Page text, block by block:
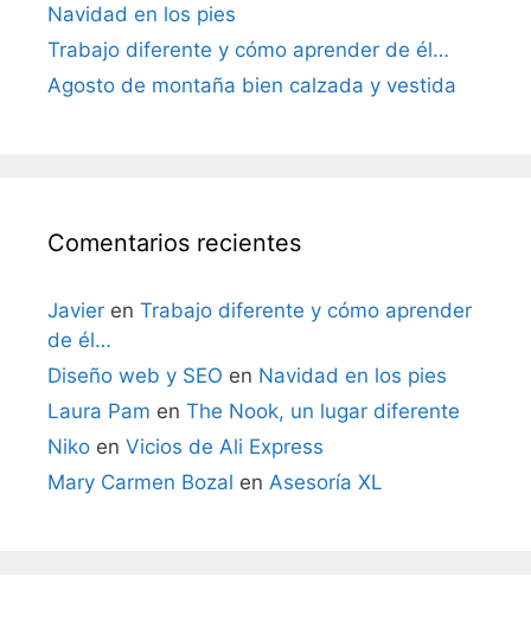
Navidad en los pies
Trabajo diferente y cómo aprender de él…
Agosto de montaña bien calzada y vestida
Comentarios recientes
Javier en Trabajo diferente y cómo aprender
de él…
Diseño web y SEO en Navidad en los pies
Laura Pam en The Nook, un lugar diferente
Niko en Vicios de Ali Express
Mary Carmen Bozal en Asesoría XL